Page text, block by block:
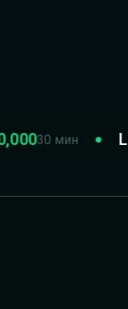
30 мин Litvin